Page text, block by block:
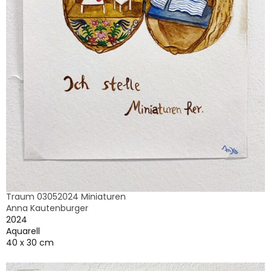
Traum 03052024 Miniaturen
Anna Kautenburger
2024
Aquarell
40 x 30 cm